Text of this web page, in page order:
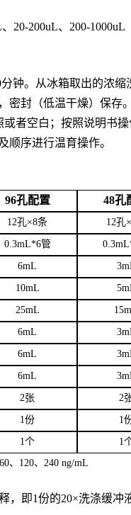
20-200uL、200-1000uL
钟。从冰箱取出的浓缩
密封（低温干燥）保存。
者空白；按照说明书
顺序进行温育操作。
96孔配置 48孔
12孔×8条 12孔
0.3mL*6管
6mL 3
10mL
25mL
6mL
6mL
6mL
2张 2
1份 1
1个 1
、120、240 ng/mL
，即1份的20×洗涤缓冲